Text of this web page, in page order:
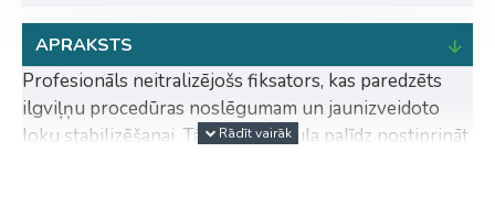
APRAKSTS
Profesionāls neitralizējošs fiksators, kas paredzēts
ilgviļņu procedūras noslēgumam un jaunizveidoto
loku stabilizēšanai. Tā īpašā formula palīdz nostiprināt